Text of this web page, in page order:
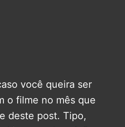
você queira ser
o filme no mês que
deste post. Tipo,